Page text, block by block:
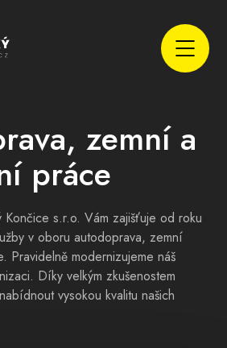
zemní a
práce
Končice s.r.o. Vám zajišťuje od roku
v oboru autodoprava, zemní
Pravidelně modernizujeme náš
Díky velkým zkušenostem
vysokou kvalitu našich